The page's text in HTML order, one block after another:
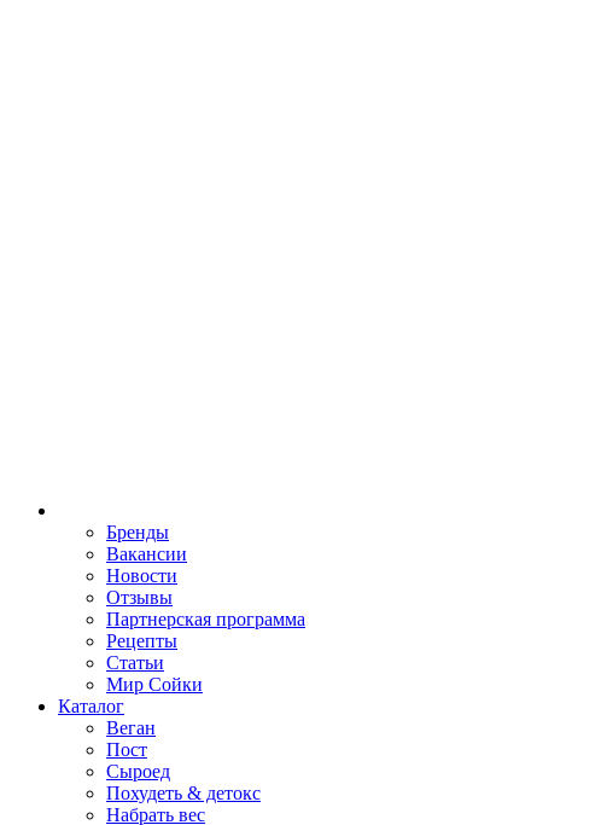
Бренды
Вакансии
Новости
Отзывы
Партнерская программа
Рецепты
Статьи
Мир Сойки
Каталог
Веган
Пост
Сыроед
Похудеть & детокс
Набрать вес